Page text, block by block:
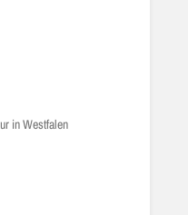
in Westfalen